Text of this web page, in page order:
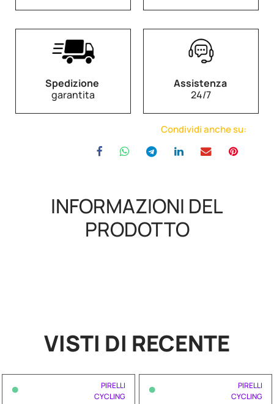
Spedizione
garantita
Assistenza
24/7
Condividi anche su:
INFORMAZIONI DEL
PRODOTTO
VISTI DI RECENTE
•
PIRELLI
CYCLING
•
PIRELLI
CYCLING